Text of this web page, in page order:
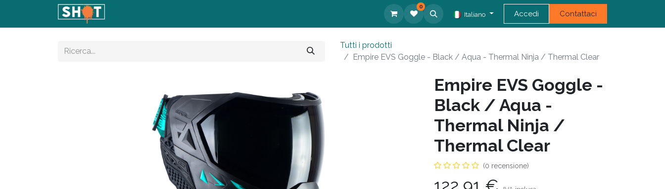
0
Italiano Accedi Contattaci
Tutti i prodotti
Empire EVS Goggle - Black / Aqua - Thermal Ninja / Thermal Clear
Empire EVS Goggle -
Black / Aqua -
Thermal Ninja /
Thermal Clear
(0 recensione)